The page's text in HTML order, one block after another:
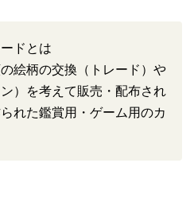
ドとは
絵柄の交換（トレード）や
）を考えて販売・配布され
れた鑑賞用・ゲーム用のカ